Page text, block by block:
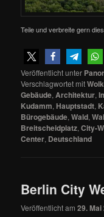
Teile und verbreite gern
Veröffentlicht unter
Verschlagwortet mit
Gebäude, Architektur,
Kudamm, Hauptstadt,
Bürogebäude,Wald,
Breitscheidplatz,City-
Center, Deutschland
Berlin City
Veröffentlicht am29. Mai